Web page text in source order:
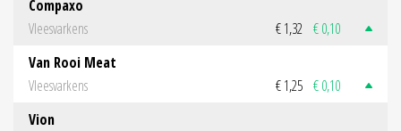
Compaxo
Vleesvarkens
€ 1,32 € 0,10
Van Rooi Meat
Vleesvarkens
€ 1,25 € 0,10
Vion